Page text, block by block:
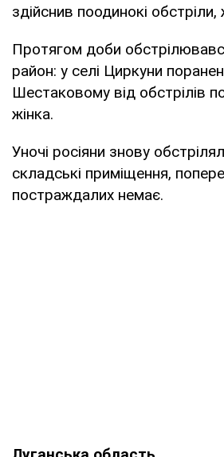
здійснив поодинокі
Протягом доби
район: у селі Циркуни
Шестаковому від обстрілів
жінка.
Уночі росіяни знову
складські приміщення,
постраждалих немає.